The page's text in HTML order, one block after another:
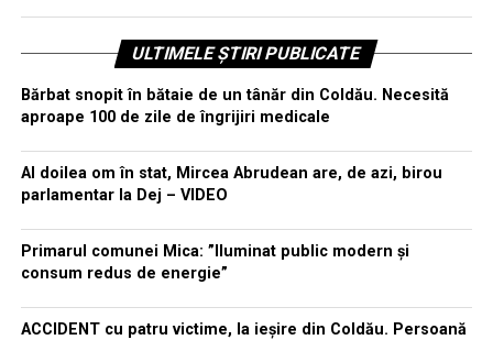
ULTIMELE ȘTIRI PUBLICATE
Bărbat snopit în bătaie de un tânăr din Coldău. Necesită
aproape 100 de zile de îngrijiri medicale
Al doilea om în stat, Mircea Abrudean are, de azi, birou
parlamentar la Dej – VIDEO
Primarul comunei Mica: ”Iluminat public modern și
consum redus de energie”
ACCIDENT cu patru victime, la ieșire din Coldău. Persoană